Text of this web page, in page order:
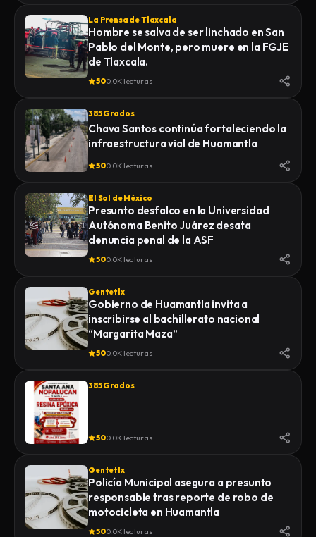
La Prensa de Tlaxcala
Hombre se salva de ser linchado en San
Pablo del Monte, pero muere en la FGJE
de Tlaxcala.
500.0K lecturas
385 Grados
Chava Santos continúa fortaleciendo la
infraestructura vial de Huamantla
500.0K lecturas
El Sol de México
Presunto desfalco en la Universidad
Autónoma Benito Juárez desata
denuncia penal de la ASF
500.0K lecturas
Gentetlx
Gobierno de Huamantla invita a
inscribirse al bachillerato nacional
“Margarita Maza”
500.0K lecturas
385 Grados
500.0K lecturas
Gentetlx
Policía Municipal asegura a presunto
responsable tras reporte de robo de
motocicleta en Huamantla
500.0K lecturas